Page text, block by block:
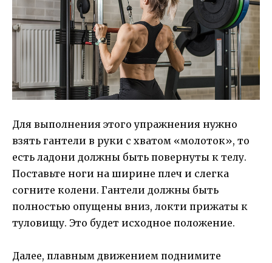
Для выполнения этого упражнения нужно
взять гантели в руки с хватом «молоток», то
есть ладони должны быть повернуты к телу.
Поставьте ноги на ширине плеч и слегка
согните колени. Гантели должны быть
полностью опущены вниз, локти прижаты к
туловищу. Это будет исходное положение.
Далее, плавным движением поднимите